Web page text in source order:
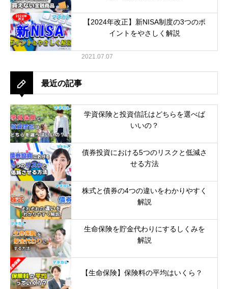
2023.07.25
【2024年改正】新NISA制度の3つのポ
イントをやさしく解説
2021.07.07
最近の記事
学資保険と投資信託はどちらを選べば
いいの？
2024.06.10
債券投資における5つのリスクと低減さ
せる方法
2024.04.26
株式と債券の4つの違いをわかりやすく
解説
2024.02.29
生命保険を貯金代わりにするしくみを
解説
【生命保険】保険料の平均はいくら？